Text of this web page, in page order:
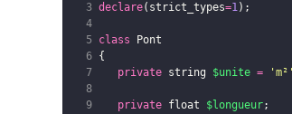
declare( strict_types=1) ;
class
Pont
{
private string $unite = 'm²'
private float $longueur;